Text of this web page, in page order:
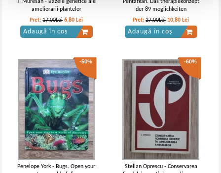
T. Muresan - Bazele genetice ale
ameliorarii plantelor
Pret:17,00Lei 6,80 Lei
Adaugă în coș
Pentarkan. Das therapiekonzept
der 89 moglichkeiten
Pret:27,00Lei 10,80 Lei
Adaugă în coș
-50%
Penelope York - Bugs. Open your
-60%
Stelian Oprescu - Conservarea